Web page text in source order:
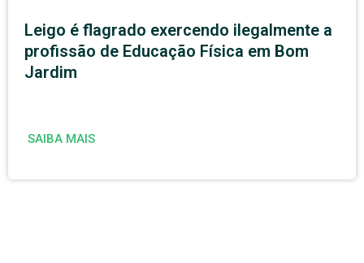
Leigo é flagrado exercendo ilegalmente a
profissão de Educação Física em Bom
Jardim
SAIBA MAIS